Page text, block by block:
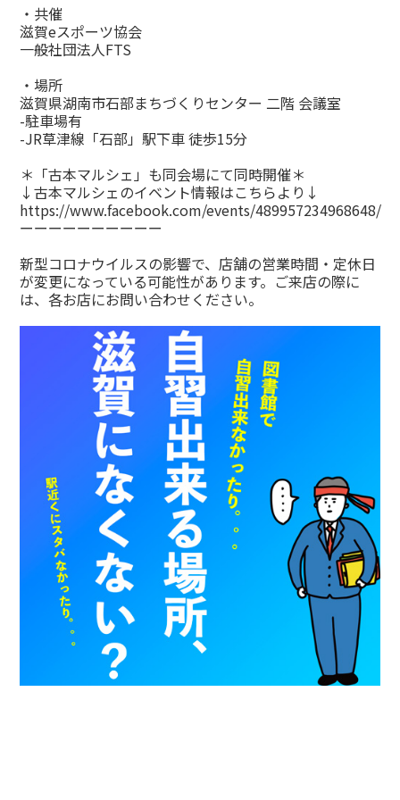
・共催
滋賀eスポーツ協会
一般社団法人FTS
・場所
滋賀県湖南市石部まちづくりセンター 二階 会議室
-駐車場有
-JR草津線「石部」駅下車 徒歩15分
＊「古本マルシェ」も同会場にて同時開催＊
↓古本マルシェのイベント情報はこちらより↓
https://www.facebook.com/events/489957234968648/
ーーーーーーーーーー
新型コロナウイルスの影響で、店舗の営業時間・定休日
が変更になっている可能性があります。ご来店の際に
は、各お店にお問い合わせください。